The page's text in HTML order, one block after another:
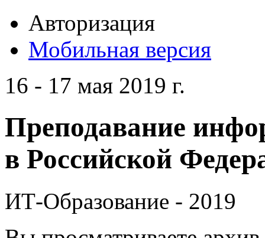
Авторизация
Мобильная версия
16 - 17 мая 2019 г.
Преподавание
в Российской
ИТ-Образование - 2019